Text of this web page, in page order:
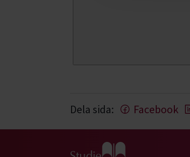
Dela sida: Facebook
Gå till studiefrämjandets startsida